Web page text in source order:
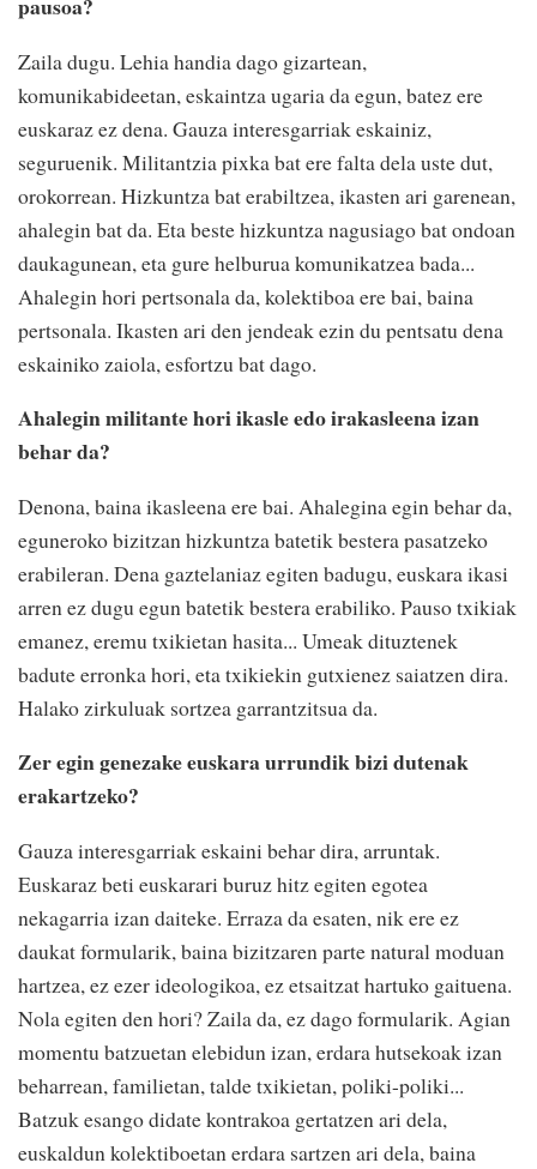
Zaila dugu. Lehia handia dago gizartean,
komunikabideetan, eskaintza ugaria da egun, batez ere
euskaraz ez dena. Gauza interesgarriak eskainiz,
seguruenik. Militantzia pixka bat ere falta dela uste dut,
orokorrean. Hizkuntza bat erabiltzea, ikasten ari garenean,
ahalegin bat da. Eta beste hizkuntza nagusiago bat ondoan
daukagunean, eta gure helburua komunikatzea bada...
Ahalegin hori pertsonala da, kolektiboa ere bai, baina
pertsonala. Ikasten ari den jendeak ezin du pentsatu dena
eskainiko zaiola, esfortzu bat dago.
Ahalegin militante hori ikasle edo irakasleena izan
behar da?
Denona, baina ikasleena ere bai. Ahalegina egin behar da,
eguneroko bizitzan hizkuntza batetik bestera pasatzeko
erabileran. Dena gaztelaniaz egiten badugu, euskara ikasi
arren ez dugu egun batetik bestera erabiliko. Pauso txikiak
emanez, eremu txikietan hasita... Umeak dituztenek
badute erronka hori, eta txikiekin gutxienez saiatzen dira.
Halako zirkuluak sortzea garrantzitsua da.
Zer egin genezake euskara urrundik bizi dutenak
erakartzeko?
Gauza interesgarriak eskaini behar dira, arruntak.
Euskaraz beti euskarari buruz hitz egiten egotea
nekagarria izan daiteke. Erraza da esaten, nik ere ez
daukat formularik, baina bizitzaren parte natural moduan
hartzea, ez ezer ideologikoa, ez etsaitzat hartuko gaituena.
Nola egiten den hori? Zaila da, ez dago formularik. Agian
momentu batzuetan elebidun izan, erdara hutsekoak izan
beharrean, familietan, talde txikietan, poliki-poliki...
Batzuk esango didate kontrakoa gertatzen ari dela,
euskaldun kolektiboetan erdara sartzen ari dela, baina